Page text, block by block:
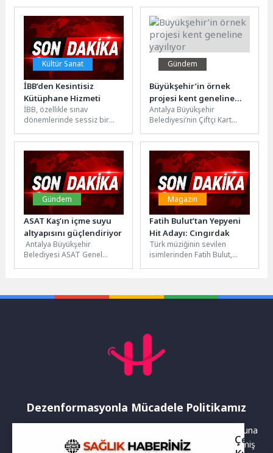
durdurmaktan ziyade
semptomları hafifletmekle
sınırlı kaldığını ifade
eden Nöroloji...
Başkanı Hüseyin Altınışık ve
22 mahalle muhtarlarıyla...
Kültür Sanat
İBB’den Kesintisiz
Kütüphane Hizmeti
İBB, özellikle sınav
dönemlerinde sessiz bir
duyan öğrenciler için kentin
üç kritik...
Gündem
Büyükşehir’in örnek
projesi kent geneline
yayılıyor
Antalya Büyükşehir
Belediyesi’nin Çiftçi Kart
yaygınlaşmaya devam
ediyor. Daha önce 8 ilçede...
Gündem
ASAT Kaş’ın içme suyu
altyapısını güçlendiriyor
Antalya Büyükşehir
Belediyesi ASAT Genel
amacıyla çalışmalarını...
Magazin
Fatih Bulut’tan Yepyeni
Hit Adayı: Cıngırdak
Türk müziğinin sevilen
isimlerinden Fatih Bulut,
bambaşka bir...
Dezenformasyonla Mücadele Politikamız
Yayınlanan haberler doğruluk ilkesi gözetilerek hazırlanır. Buna
rağmen bazı içeriklerde eksik, hatalı veya güncelliğini yitirmiş
Çerez